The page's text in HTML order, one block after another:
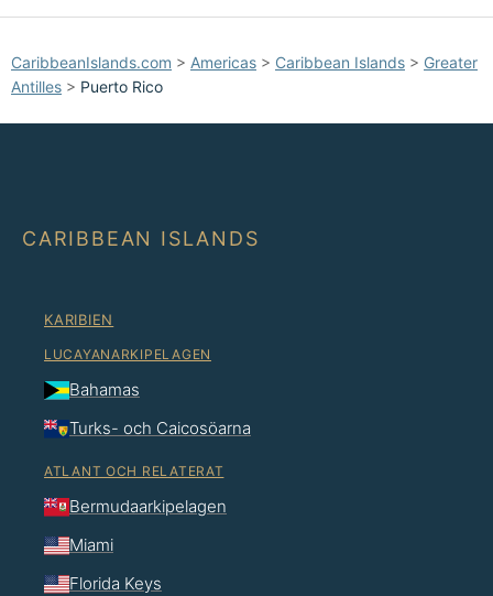
CaribbeanIslands.com > Americas > Caribbean Islands > Greater
Antilles > Puerto Rico
CARIBBEAN ISLANDS
KARIBIEN
LUCAYANARKIPELAGEN
Bahamas
Turks- och Caicosöarna
ATLANT OCH RELATERAT
Bermudaarkipelagen
Miami
Florida Keys